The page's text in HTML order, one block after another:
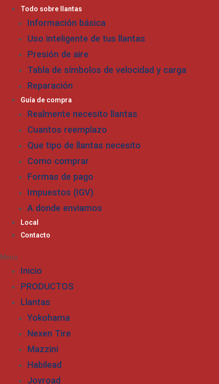
Todo sobre llantas
Información básica
Uso inteligente de tus llantas
Presión de aire
Tabla de símbolos de velocidad y carga
Reparación
Guía de compra
Realmente necesito llantas
Cuantos reemplazo
Que tipo de llantas necesito
Como comprar
Formas de pago
Impuestos (IGV)
A donde enviamos
Local
Contacto
Menu
Inicio
PRODUCTOS
Llantas
Yokohama
Nexen Tire
Mazzini
Habilead
Joyroad